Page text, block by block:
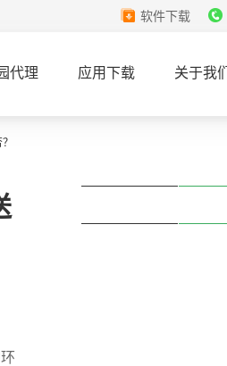
软件下载
代理 应用下载 关于我们